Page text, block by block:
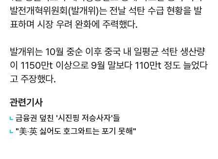
발전개혁위원회(발개위)는 전날 석탄 수급 현황을 발
표하며 시장 우려 완화에 주력했다.
발개위는 10월 중순 이후 중국 내 일평균 석탄 생산량
이 1150만t 이상으로 9월 말보다 110만t 정도 늘었다
고 주장했다.
관련기사
금융권 덮친 '시진핑 저승사자'들
"美·英 싫어도 호그와트는 포기 못해"